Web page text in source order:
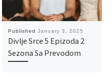
Published January 3, 2025
Divlje Srce 5 Epizoda 2
Sezona Sa Prevodom